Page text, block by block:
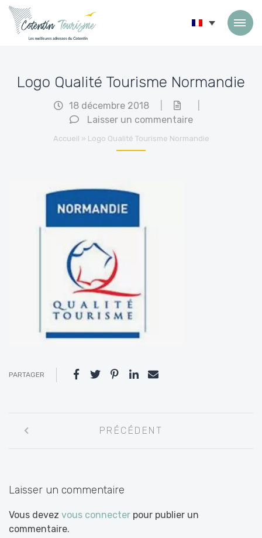
Logo Qualité Tourisme Normandie
18 décembre 2018
Laisser un commentaire
Accueil » Logo Qualité Tourisme Normandie
PARTAGER
entre
PRÉCÉDENT
Laisser un commentaire
Vous devez vous connecter pour publier un
commentaire.